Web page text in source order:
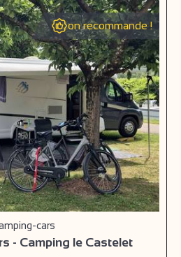
on recommande !
cars
- Camping le Castelet